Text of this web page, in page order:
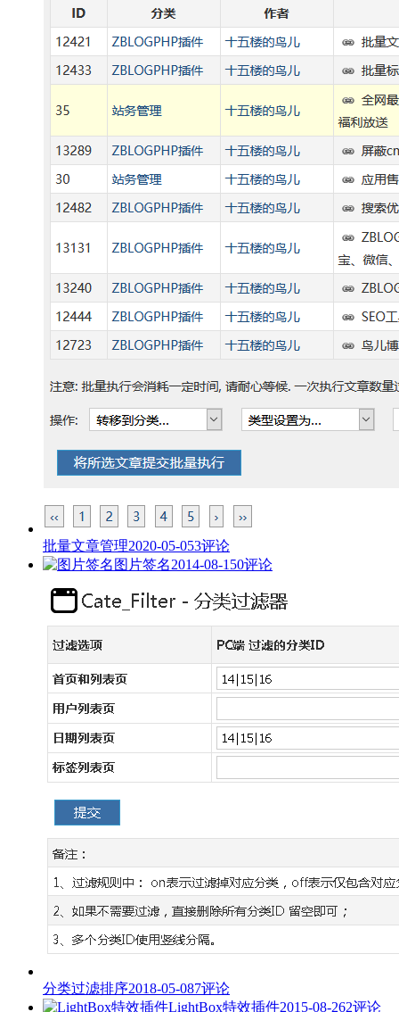
批量文章管理2020-05-053评论
图片签名2014-08-150评论
分类过滤排序2018-05-087评论
LightBox特效插件2015-08-262评论